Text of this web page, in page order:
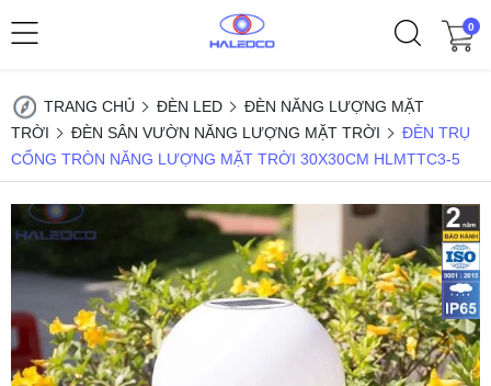
0
TRANG CHỦ ĐÈN LED
ĐÈN NĂNG LƯỢNG MẶT
TRỜI
ĐÈN SÂN VƯỜN NĂNG LƯỢNG MẶT TRỜI
ĐÈN TRỤ
CỔNG TRÒN NĂNG LƯỢNG MẶT TRỜI 30X30CM HLMTTC3-5